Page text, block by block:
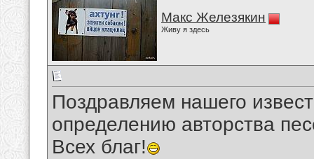
Макс Железякин
Живу я здесь
Поздравляем нашего
определению авторства
Всех благ!